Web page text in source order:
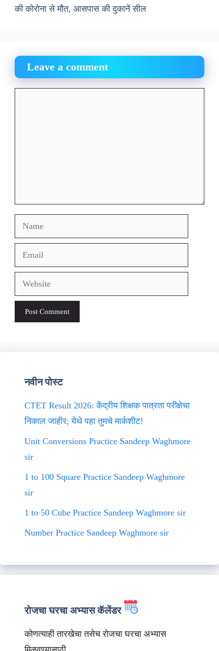
की कोरोना से मौत, आसपास की दुकानें सील
Leave a comment
Name
Email
Website
नवीन पोस्ट
CTET Result 2026: केंद्रीय शिक्षक पात्रता परीक्षेचा
निकाल जाहीर; येथे पहा तुमचे मार्कशीट!
Unit Conversions Practice Sandeep Waghmore
sir
1 to 100 Square Practice Sandeep Waghmore
sir
1 to 50 Cube Practice Sandeep Waghmore sir
Number Practice Sandeep Waghmore sir
रोजचा घरचा अभ्यास कॅलेंडर
कोणत्याही तारखेचा तसेच रोजचा घरचा अभ्यास